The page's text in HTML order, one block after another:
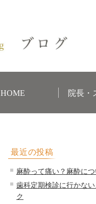
HOME 院長・
最近の投稿
麻酔って痛い？麻酔に
歯科定期検診に行かな
ク